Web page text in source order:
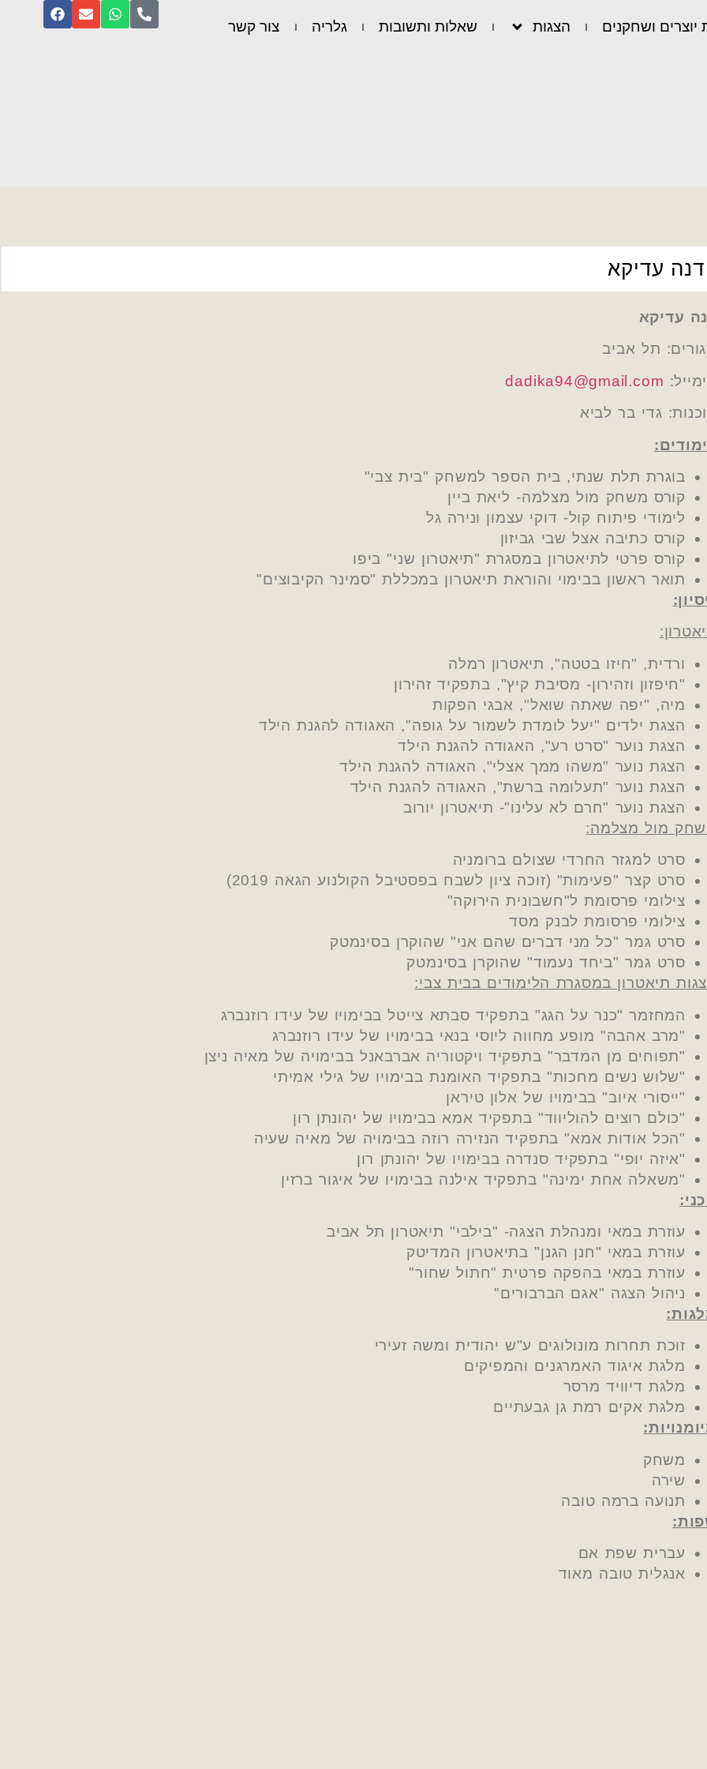
יוצרים ושחקנים הצגות שאלות ותשובות גלריה צור קשר
דנה עדיקא
עדיקא
תל אביב
dadika94@gmail.com
גדי בר לביא
בוגרת תלת שנתי, בית הספר למשחק "בית צבי"
קורס משחק מול מצלמה- ליאת ביין
לימודי פיתוח קול- דוקי עצמון ונירה גל
קורס כתיבה אצל שבי גביזון
קורס פרטי לתיאטרון במסגרת "תיאטרון שני" ביפו
תואר ראשון בבימוי והוראת תיאטרון במכללת "סמינר הקיבוצים"
ורדית, "חיזו בטטה", תיאטרון רמלה
"חיפזון וזהירון- מסיבת קיץ", בתפקיד זהירון
מיה, "יפה שאתה שואל", אבגי הפקות
הצגת ילדים "יעל לומדת לשמור על גופה", האגודה להגנת הילד
הצגת נוער "סרט רע", האגודה להגנת הילד
הצגת נוער "משהו ממך אצלי", האגודה להגנת הילד
הצגת נוער "תעלומה ברשת", האגודה להגנת הילד
הצגת נוער "חרם לא עלינו"- תיאטרון יורוב
מול מצלמה:
סרט למגזר החרדי שצולם ברומניה
סרט קצר "פעימות" (זוכה ציון לשבח בפסטיבל הקולנוע הגאה 2019)
צילומי פרסומת ל"חשבונית הירוקה"
צילומי פרסומת לבנק מסד
סרט גמר "כל מני דברים שהם אני" שהוקרן בסינמטק
סרט גמר "ביחד נעמוד" שהוקרן בסינמטק
תיאטרון במסגרת הלימודים בבית צבי:
המחזמר "כנר על הגג" בתפקיד סבתא צייטל בבימויו של עידו רוזנברג
"מרב אהבה" מופע מחווה ליוסי בנאי בבימויו של עידו רוזנברג
"תפוחים מן המדבר" בתפקיד ויקטוריה אברבאנל בבימויה של מאיה ניצן
"שלוש נשים מחכות" בתפקיד האומנת בבימויו של גילי אמיתי
"ייסורי איוב" בבימויו של אלון טיראן
"כולם רוצים להוליווד" בתפקיד אמא בבימויו של יהונתן רון
"הכל אודות אמא" בתפקיד הנזירה רוזה בבימויה של מאיה שעיה
"איזה יופי" בתפקיד סנדרה בבימויו של יהונתן רון
"משאלה אחת ימינה" בתפקיד אילנה בבימויו של איגור ברזין
עוזרת במאי ומנהלת הצגה- "בילבי" תיאטרון תל אביב
עוזרת במאי "חנן הגנן" בתיאטרון המדיטק
עוזרת במאי בהפקה פרטית "חתול שחור"
ניהול הצגה "אגם הברבורים"
זוכת תחרות מונולוגים ע"ש יהודית ומשה זעירי
מלגת איגוד האמרגנים והמפיקים
מלגת דיוויד מרסר
מלגת אקים רמת גן גבעתיים
משחק
שירה
תנועה ברמה טובה
עברית שפת אם
אנגלית טובה מאוד